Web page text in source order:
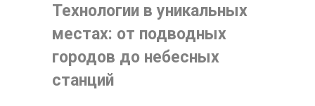
Технологии в уникальных
местах: от подводных
городов до небесных
станций